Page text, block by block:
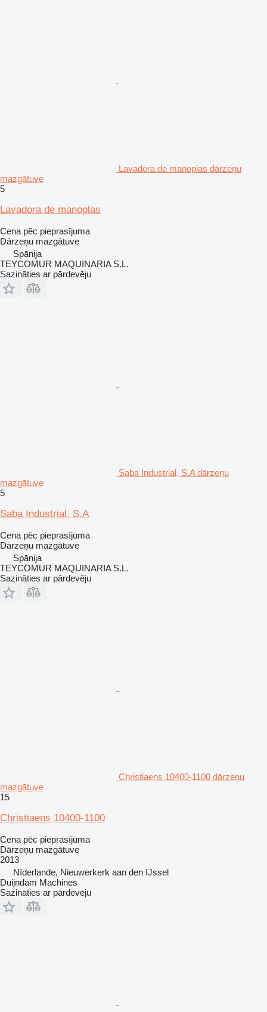
Lavadora de manoplas dārzeņu
mazgātuve
5
Lavadora de manoplas
Cena pēc pieprasījuma
Dārzeņu mazgātuve
Spānija
TEYCOMUR MAQUINARIA S.L.
Sazināties ar pārdevēju
Saba Industrial, S.A dārzeņu
mazgātuve
5
Saba Industrial, S.A
Cena pēc pieprasījuma
Dārzeņu mazgātuve
Spānija
TEYCOMUR MAQUINARIA S.L.
Sazināties ar pārdevēju
Christiaens 10400-1100 dārzeņu
mazgātuve
15
Christiaens 10400-1100
Cena pēc pieprasījuma
Dārzeņu mazgātuve
2013
Nīderlande, Nieuwerkerk aan den IJssel
Duijndam Machines
Sazināties ar pārdevēju